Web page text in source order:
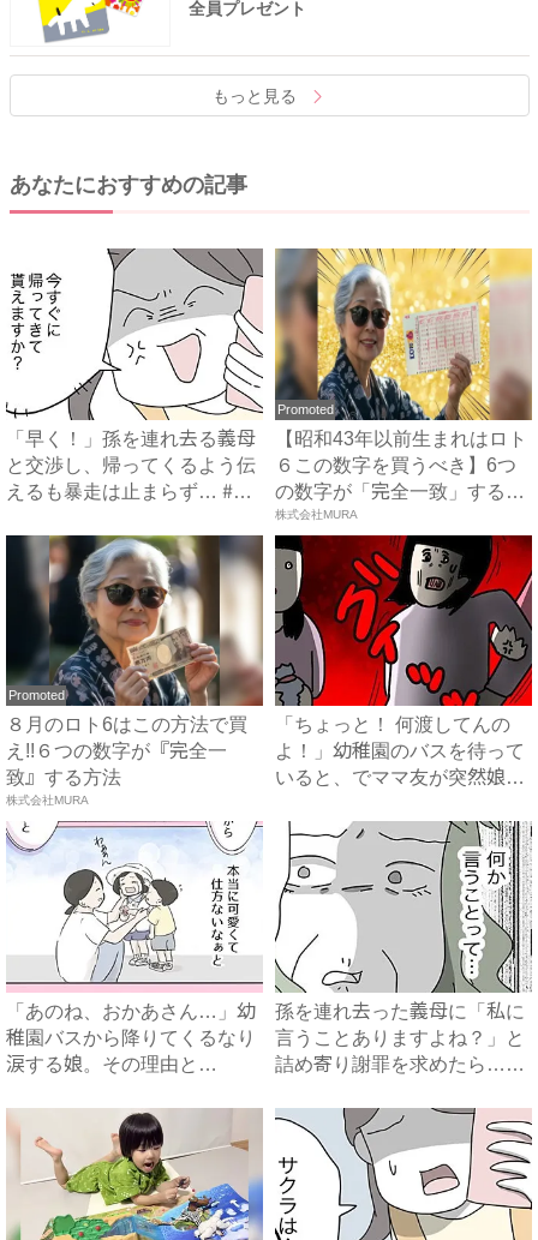
全員プレゼント
もっと見る
あなたにおすすめの記事
「早く！」孫を連れ去る義母
と交渉し、帰ってくるよう伝
えるも暴走は止まらず… #
Promoted
【昭和43年以前生まれはロト
６この数字を買うべき】6つ
の数字が「完全一致」する
方...
株式会社MURA
Promoted
８月のロト6はこの方法で買
え!!６つの数字が『完全一
致』する方法
株式会社MURA
「ちょっと！ 何渡してんの
よ！」幼稚園のバスを待って
いると、でママ友が突然娘に
「あのね、おかあさん…」幼
稚園バスから降りてくるなり
涙する娘。その理由と
孫を連れ去った義母に「私に
言うことありますよね？」と
詰め寄り謝罪を求めたら…